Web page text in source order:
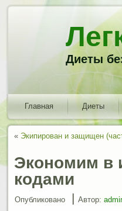
Диеты
Главная Диеты
« Экипирован и защищен
Экономим в
кодами
Опубликовано | Автор: